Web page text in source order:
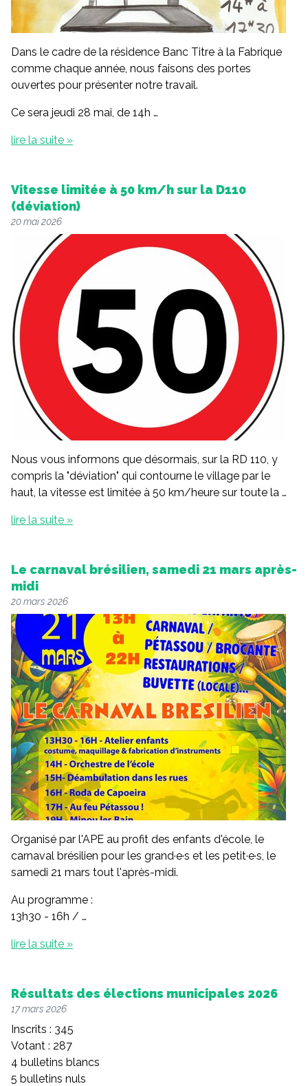
Dans le cadre de la résidence Banc Titre à la Fabrique
comme chaque année, nous faisons des portes
ouvertes pour présenter notre travail.
Ce sera jeudi 28 mai, de 14h …
lire la suite »
Vitesse limitée à 50 km/h sur la D110
(déviation)
20 mai 2026
Nous vous informons que désormais, sur la RD 110, y
compris la "déviation" qui contourne le village par le
haut, la vitesse est limitée à 50 km/heure sur toute la …
lire la suite »
Le carnaval brésilien, samedi 21 mars après-
midi
20 mars 2026
Organisé par l'APE au profit des enfants d'école, le
carnaval brésilien pour les grand·e·s et les petit·e·s, le
samedi 21 mars tout l'après-midi.
Au programme :
13h30 - 16h / …
lire la suite »
Résultats des élections municipales 2026
17 mars 2026
Inscrits : 345
Votant : 287
4 bulletins blancs
5 bulletins nuls